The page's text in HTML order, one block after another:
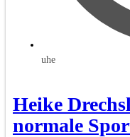
uhe
Heike
normale